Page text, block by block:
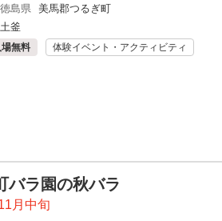
徳島県 美馬郡つるぎ町
土釜
場無料 体験イベント・アクティビティ
バラ園の秋バラ
月中旬